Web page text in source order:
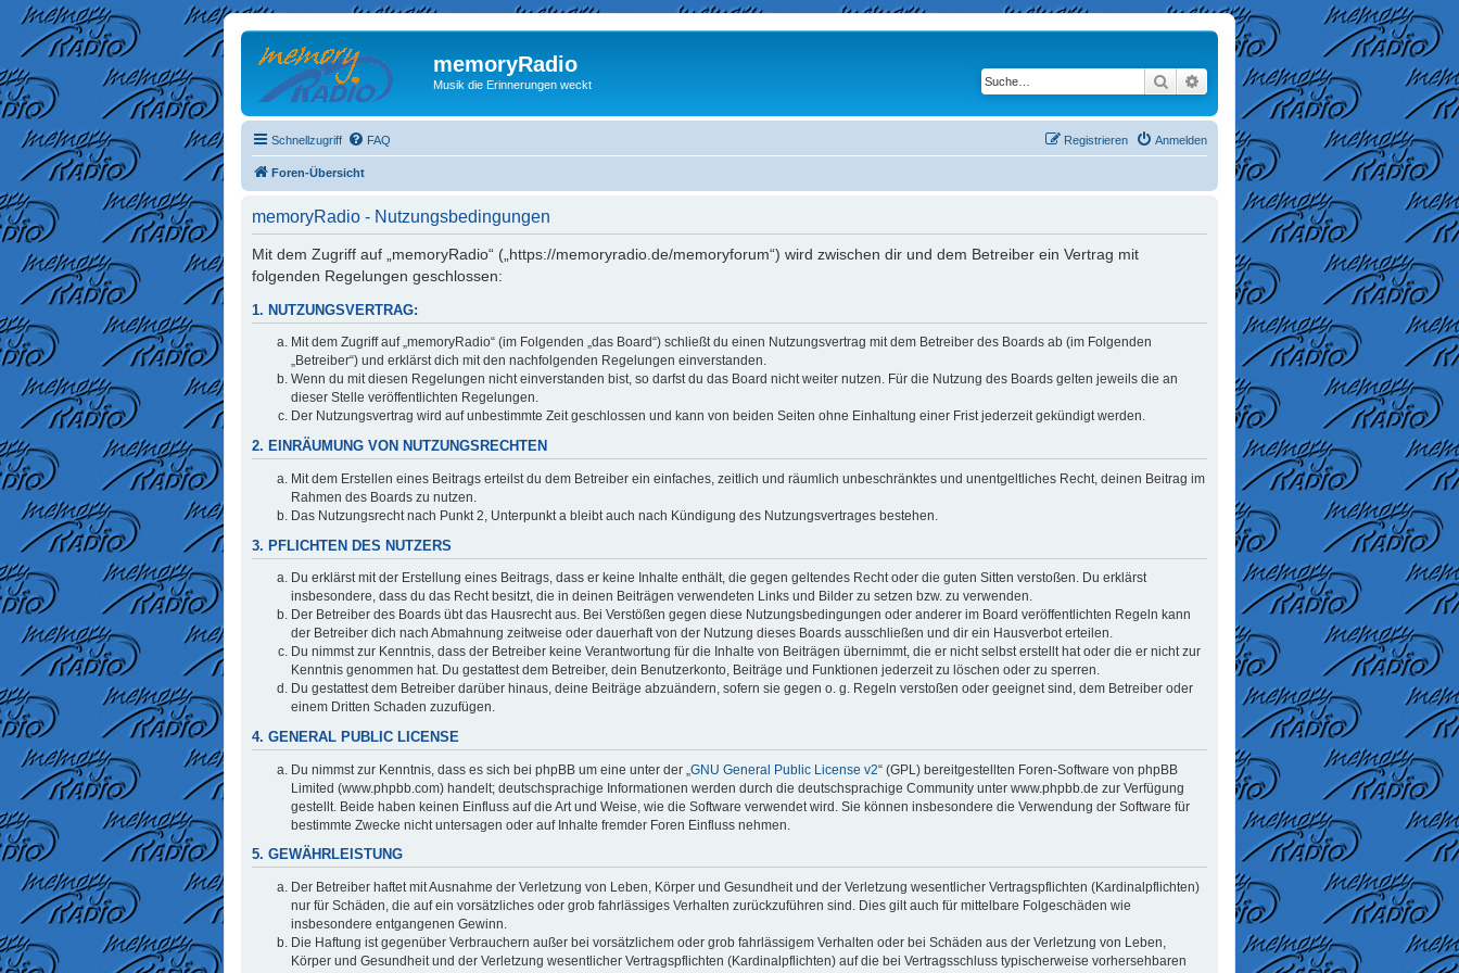
memoryRadio
Musik die Erinnerungen weckt Suche Erweiterte Suche
Schnellzugriff FAQ Anmelden
Registrieren
Foren-Übersicht
memoryRadio - Nutzungsbedingungen
Mit dem Zugriff auf „memoryRadio“ („https://memoryradio.de/memoryforum“) wird zwischen dir und dem Betreiber ein Vertrag mit
folgenden Regelungen geschlossen:
1. NUTZUNGSVERTRAG:
Mit dem Zugriff auf „memoryRadio“ (im Folgenden „das Board“) schließt du einen Nutzungsvertrag mit dem Betreiber des Boards ab (im Folgenden
„Betreiber“) und erklärst dich mit den nachfolgenden Regelungen einverstanden.
Wenn du mit diesen Regelungen nicht einverstanden bist, so darfst du das Board nicht weiter nutzen. Für die Nutzung des Boards gelten jeweils die an
dieser Stelle veröffentlichten Regelungen.
Der Nutzungsvertrag wird auf unbestimmte Zeit geschlossen und kann von beiden Seiten ohne Einhaltung einer Frist jederzeit gekündigt werden.
2. EINRÄUMUNG VON NUTZUNGSRECHTEN
Mit dem Erstellen eines Beitrags erteilst du dem Betreiber ein einfaches, zeitlich und räumlich unbeschränktes und unentgeltliches Recht, deinen Beitrag im
Rahmen des Boards zu nutzen.
Das Nutzungsrecht nach Punkt 2, Unterpunkt a bleibt auch nach Kündigung des Nutzungsvertrages bestehen.
3. PFLICHTEN DES NUTZERS
Du erklärst mit der Erstellung eines Beitrags, dass er keine Inhalte enthält, die gegen geltendes Recht oder die guten Sitten verstoßen. Du erklärst
insbesondere, dass du das Recht besitzt, die in deinen Beiträgen verwendeten Links und Bilder zu setzen bzw. zu verwenden.
Der Betreiber des Boards übt das Hausrecht aus. Bei Verstößen gegen diese Nutzungsbedingungen oder anderer im Board veröffentlichten Regeln kann
der Betreiber dich nach Abmahnung zeitweise oder dauerhaft von der Nutzung dieses Boards ausschließen und dir ein Hausverbot erteilen.
Du nimmst zur Kenntnis, dass der Betreiber keine Verantwortung für die Inhalte von Beiträgen übernimmt, die er nicht selbst erstellt hat oder die er nicht zur
Kenntnis genommen hat. Du gestattest dem Betreiber, dein Benutzerkonto, Beiträge und Funktionen jederzeit zu löschen oder zu sperren.
Du gestattest dem Betreiber darüber hinaus, deine Beiträge abzuändern, sofern sie gegen o. g. Regeln verstoßen oder geeignet sind, dem Betreiber oder
einem Dritten Schaden zuzufügen.
4. GENERAL PUBLIC LICENSE
Du nimmst zur Kenntnis, dass es sich bei phpBB um eine unter der „ GNU General Public License v2“ (GPL) bereitgestellten Foren-Software von phpBB
Limited (www.phpbb.com) handelt; deutschsprachige Informationen werden durch die deutschsprachige Community unter www.phpbb.de zur Verfügung
gestellt. Beide haben keinen Einfluss auf die Art und Weise, wie die Software verwendet wird. Sie können insbesondere die Verwendung der Software für
bestimmte Zwecke nicht untersagen oder auf Inhalte fremder Foren Einfluss nehmen.
5. GEWÄHRLEISTUNG
Der Betreiber haftet mit Ausnahme der Verletzung von Leben, Körper und Gesundheit und der Verletzung wesentlicher Vertragspflichten (Kardinalpflichten)
nur für Schäden, die auf ein vorsätzliches oder grob fahrlässiges Verhalten zurückzuführen sind. Dies gilt auch für mittelbare Folgeschäden wie
insbesondere entgangenen Gewinn.
Die Haftung ist gegenüber Verbrauchern außer bei vorsätzlichem oder grob fahrlässigem Verhalten oder bei Schäden aus der Verletzung von Leben,
Körper und Gesundheit und der Verletzung wesentlicher Vertragspflichten (Kardinalpflichten) auf die bei Vertragsschluss typischerweise vorhersehbaren